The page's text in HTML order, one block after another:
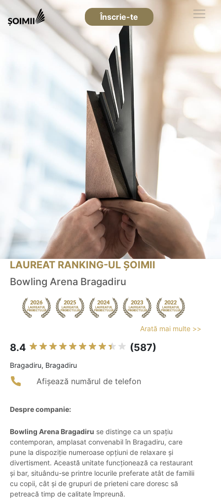
Înscrie-te
LAUREAT RANKING-UL ȘOIMII
Bowling Arena Bragadiru
Arată mai multe >>
8.4 (587)
Bragadiru, Bragadiru
Afișează numărul de telefon
Despre companie:
Bowling Arena Bragadiru se distinge ca un spațiu
contemporan, amplasat convenabil în Bragadiru, care
pune la dispoziție numeroase opțiuni de relaxare și
divertisment. Această unitate funcționează ca restaurant
și bar, situându-se printre locurile preferate atât de familii
cu copii, cât și de grupuri de prieteni care doresc să
petreacă timp de calitate împreună.